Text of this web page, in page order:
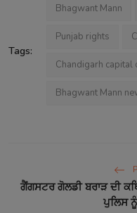
Tags:
Bhagwant Mann
Punjab rights
Chandigarh capital
Bhagwant Mann
ਗੈਂਗਸਟਰ ਗੋਲਡੀ ਬਰਾੜ ਦੀ
ਪੁਲਿਸ ਨੂੰ